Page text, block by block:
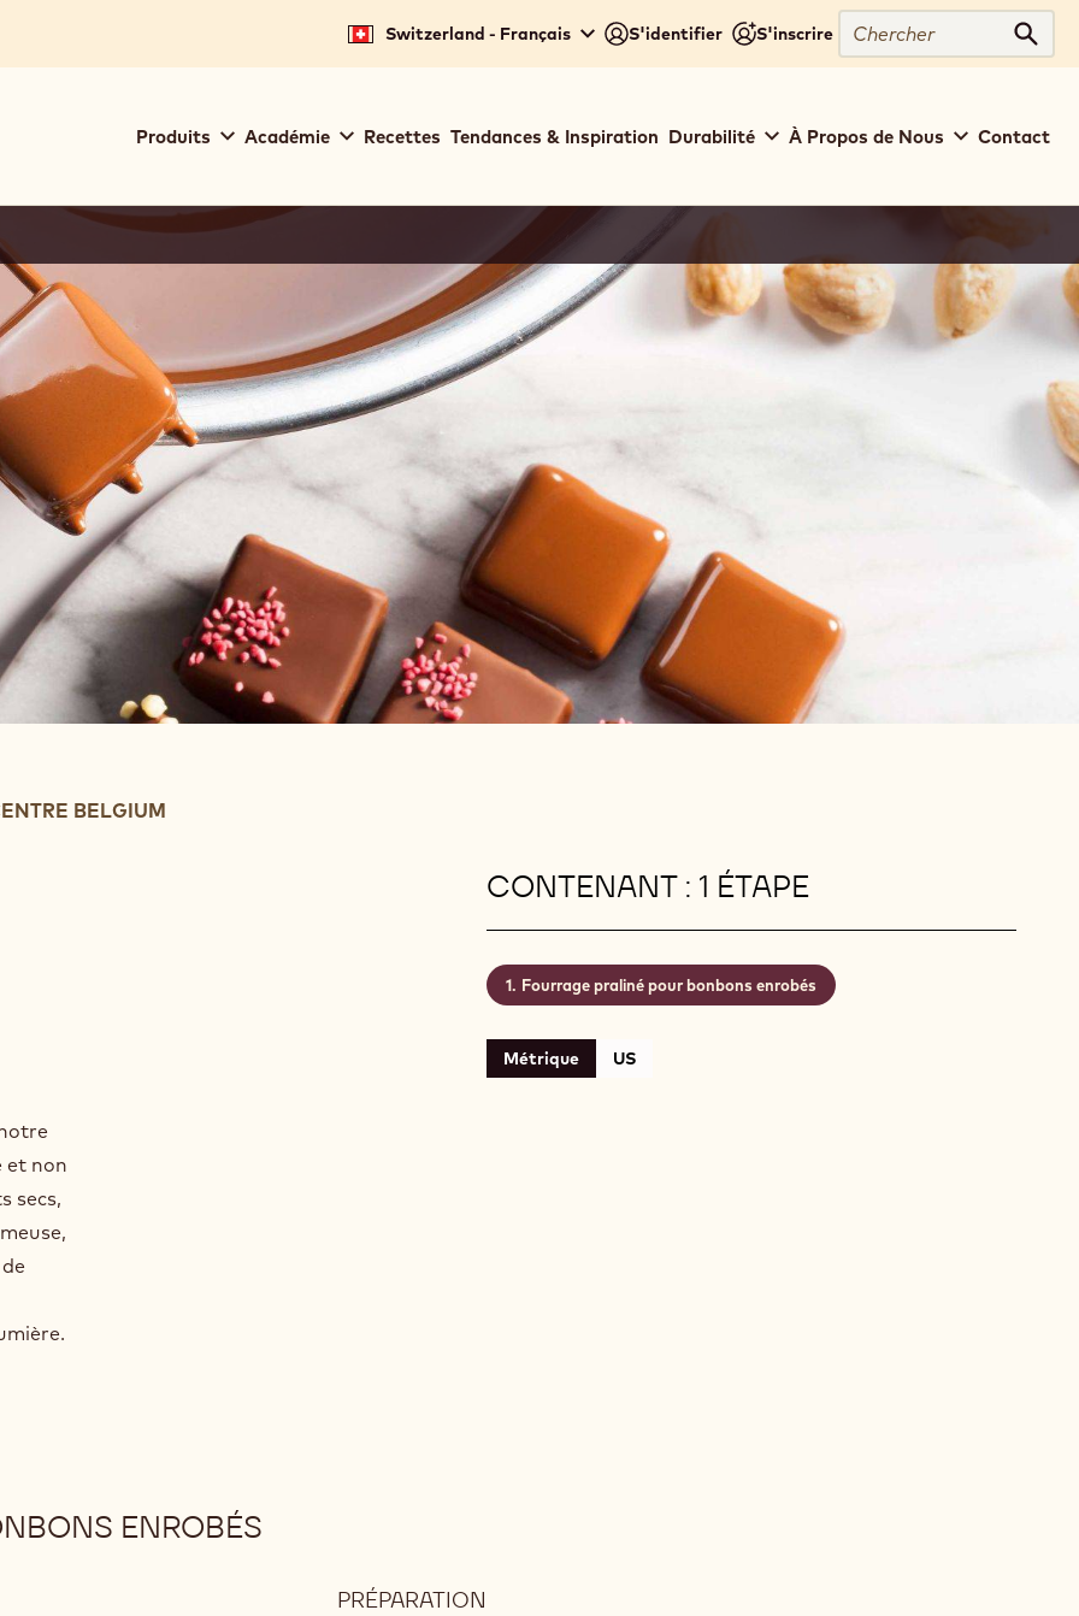
Switzerland - Français S'identifier S'inscrire
Chercher
navigation
Produits Académie Recettes Tendances & Inspiration Durabilité À Propos de Nous Contact
BELGIUM
et non
secs,
CONTENANT : 1 ÉTAPE
Fourrage praliné pour bonbons enrobés
Métrique US
ENROBÉS
PRÉPARATION